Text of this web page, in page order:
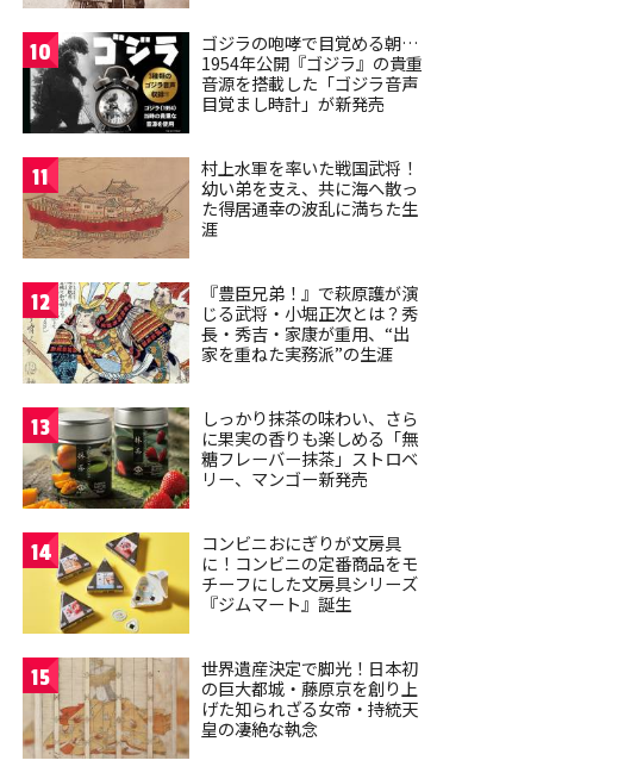
10
ゴジラの咆哮で目覚める朝…
1954年公開『ゴジラ』の貴重
音源を搭載した「ゴジラ音声
目覚まし時計」が新発売
11
村上水軍を率いた戦国武将！
幼い弟を支え、共に海へ散っ
た得居通幸の波乱に満ちた生
涯
12
『豊臣兄弟！』で萩原護が演
じる武将・小堀正次とは？秀
長・秀吉・家康が重用、“出
家を重ねた実務派”の生涯
13
しっかり抹茶の味わい、さら
に果実の香りも楽しめる「無
糖フレーバー抹茶」ストロベ
リー、マンゴー新発売
14
コンビニおにぎりが文房具
に！コンビニの定番商品をモ
チーフにした文房具シリーズ
『ジムマート』誕生
15
世界遺産決定で脚光！日本初
の巨大都城・藤原京を創り上
げた知られざる女帝・持統天
皇の凄絶な執念